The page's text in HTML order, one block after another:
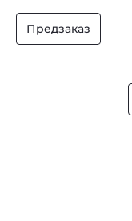
Предзаказ